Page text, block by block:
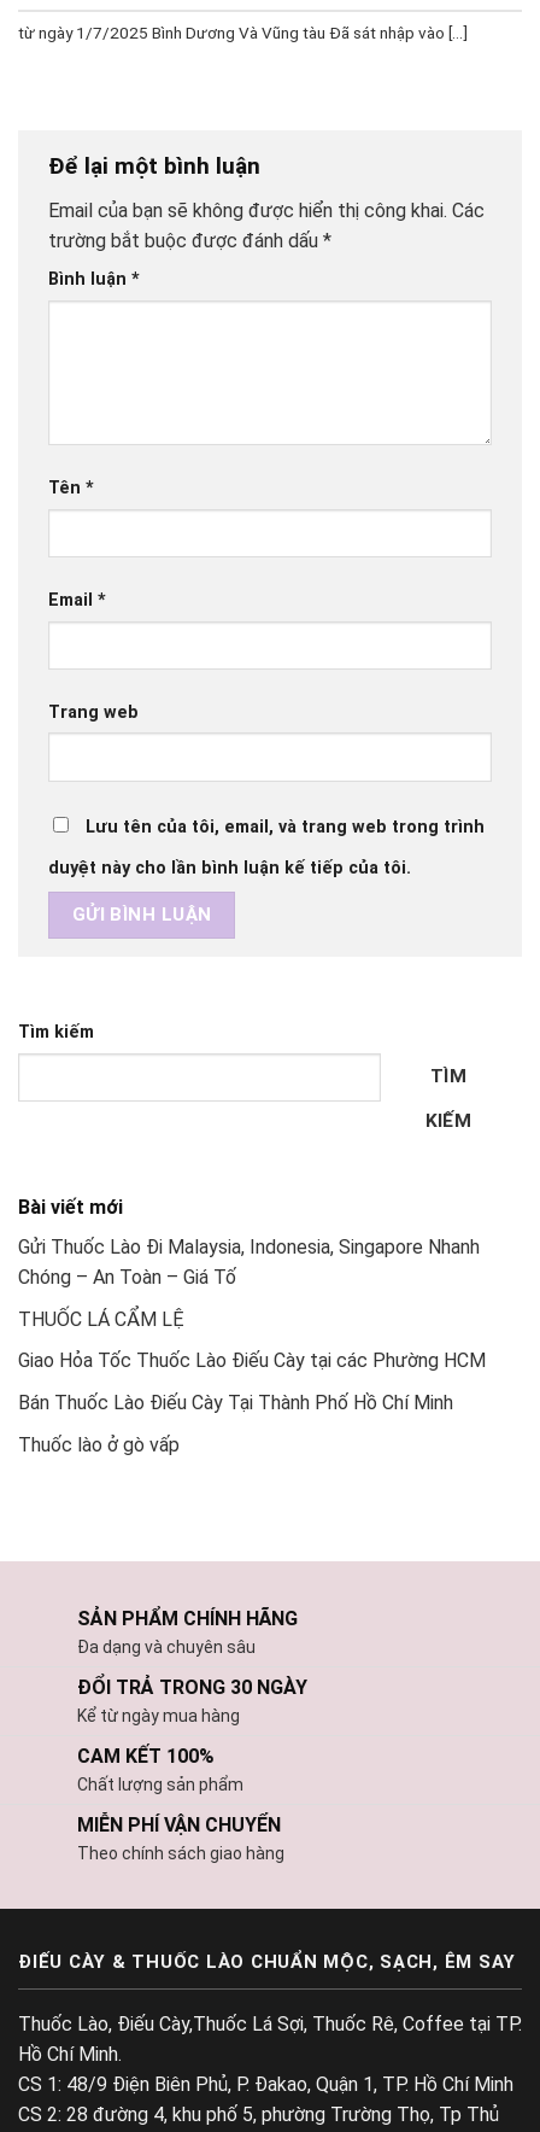
Tìm kiếm
TÌM
KIẾM
Bài viết mới
Gửi Thuốc Lào Đi Malaysia, Indonesia, Singapore Nhanh
Chóng – An Toàn – Giá Tố
THUỐC LÁ CẨM LỆ
Giao Hỏa Tốc Thuốc Lào Điếu Cày tại các Phường HCM
Bán Thuốc Lào Điếu Cày Tại Thành Phố Hồ Chí Minh
Thuốc lào ở gò vấp
từ ngày 1/7/2025 Bình Dương Và Vũng tàu Đã sát nhập vào [...]
Để lại một bình luận
Email của bạn sẽ không được hiển thị công khai. Các
trường bắt buộc được đánh dấu *
Bình luận *
Tên *
Email *
Trang web
Lưu tên của tôi, email, và trang web trong trình
duyệt này cho lần bình luận kế tiếp của tôi.
SẢN PHẨM CHÍNH HÃNG
Đa dạng và chuyên sâu
ĐỔI TRẢ TRONG 30 NGÀY
Kể từ ngày mua hàng
CAM KẾT 100%
Chất lượng sản phẩm
MIỄN PHÍ VẬN CHUYỂN
Theo chính sách giao hàng
ĐIẾU CÀY & THUỐC LÀO CHUẨN MỘC, SẠCH, ÊM SAY
Thuốc Lào, Điếu Cày,Thuốc Lá Sợi, Thuốc Rê, Coffee tại TP.
Hồ Chí Minh.
CS 1: 48/9 Điện Biên Phủ, P. Đakao, Quận 1, TP. Hồ Chí Minh
CS 2: 28 đường 4, khu phố 5, phường Trường Thọ, Tp Thủ